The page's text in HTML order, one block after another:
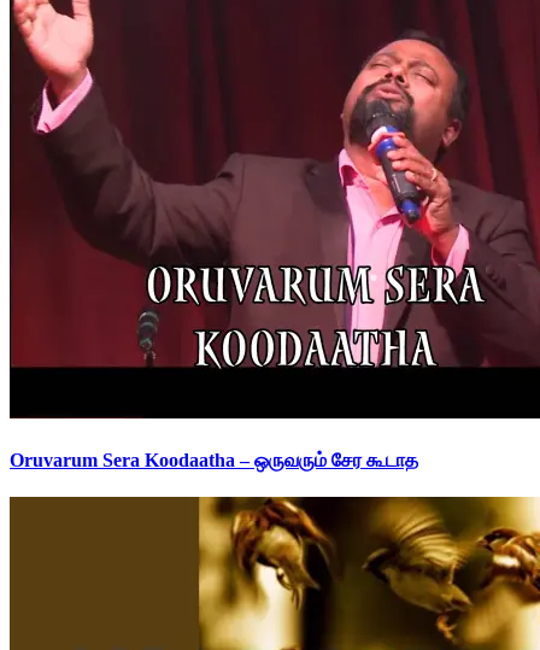
Oruvarum Sera Koodaatha – ஒருவரும் சேர கூடாத